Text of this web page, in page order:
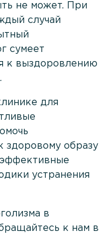
не может. При
случай
сумеет
к выздоровлению
для
здоровому образу
устранения
в
к нам в